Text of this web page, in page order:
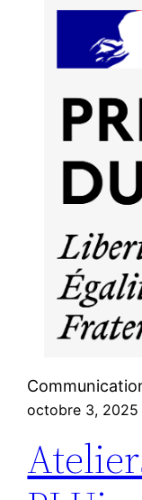
octobre 3, 2025